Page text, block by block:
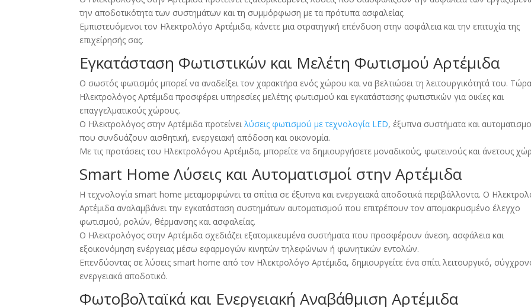
την αποδοτικότητα των συστημάτων και τη συμμόρφωση με τα πρότυπα ασφαλείας.
Εμπιστευόμενοι τον Ηλεκτρολόγο Αρτέμιδα, κάνετε μια στρατηγική επένδυση στην ασφάλεια και την επιτυχία της
επιχείρησής σας.
Εγκατάσταση Φωτιστικών και Μελέτη Φωτισμού Αρτέμιδα
Ο σωστός φωτισμός μπορεί να αναδείξει τον χαρακτήρα ενός χώρου και να βελτιώσει τη λειτουργικότητά του.
Ηλεκτρολόγος Αρτέμιδα προσφέρει υπηρεσίες μελέτης φωτισμού και εγκατάστασης φωτιστικών για οικίες και
επαγγελματικούς χώρους.
Ο Ηλεκτρολόγος στην Αρτέμιδα προτείνειλύσεις φωτισμού με τεχνολογία LED, έξυπνα συστήματα και
που συνδυάζουν αισθητική, ενεργειακή απόδοση και οικονομία.
Με τις προτάσεις του Ηλεκτρολόγου Αρτέμιδα, μπορείτε να δημιουργήσετε μοναδικούς, φωτεινούς και άνετους
Smart Home Λύσεις και Αυτοματισμοί στην Αρτέμιδα
Η τεχνολογία smart home μεταμορφώνει τα σπίτια σε έξυπνα και ενεργειακά αποδοτικά περιβάλλοντα. Ο
Αρτέμιδα αναλαμβάνει την εγκατάσταση συστημάτων αυτοματισμού που επιτρέπουν τον απομακρυσμένο έλεγχο
φωτισμού, ρολών, θέρμανσης και ασφαλείας.
Ο Ηλεκτρολόγος στην Αρτέμιδα σχεδιάζει εξατομικευμένα συστήματα που προσφέρουν άνεση, ασφάλεια και
εξοικονόμηση ενέργειας μέσω εφαρμογών κινητών τηλεφώνων ή φωνητικών εντολών.
Επενδύοντας σε λύσεις smart home από τον Ηλεκτρολόγο Αρτέμιδα, δημιουργείτε ένα σπίτι λειτουργικό,
ενεργειακά αποδοτικό.
Φωτοβολταϊκά και Ενεργειακή Αναβάθμιση Αρτέμιδα